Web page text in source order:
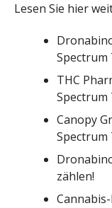
Lesen Sie hier
Spectrum
THC
Spectrum
Canopy
Spectrum
zählen!